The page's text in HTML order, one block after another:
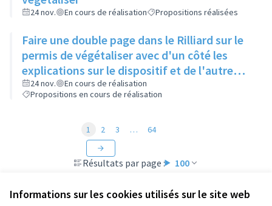
Informations sur les cookies utilisés sur le site web
24 nov. En cours de réalisation Propositions réalisées
Faire une double page dans le Rilliard sur le
permis de végétaliser avec d'un côté les
explications sur le dispositif et de l'autre
côté des exemples concrets de lieux à
investir
24 nov.
En cours de réalisation
Propositions en cours de réalisation
Résultats par page : 100
1 2 3 … 64